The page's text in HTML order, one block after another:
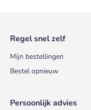
Regel snel zelf
Mijn bestellingen
Bestel opnieuw
Persoonlijk advies